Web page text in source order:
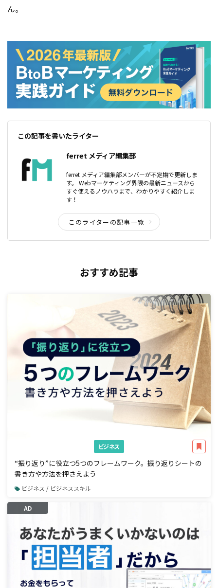
ん。
この記事を書いたライター
ferret メディア編集部
ferret メディア編集部メンバーが不定期で更新しま
す。 Webマーケティング界隈の最新ニュースから
すぐ使えるノウハウまで、わかりやすく紹介しま
す！
このライターの記事一覧
おすすめ記事
ビジネス
“振り返り”に役立つ5つのフレームワーク。振り返りシートの
書き方や方法を押さえよう
ビジネス / ビジネススキル
AD